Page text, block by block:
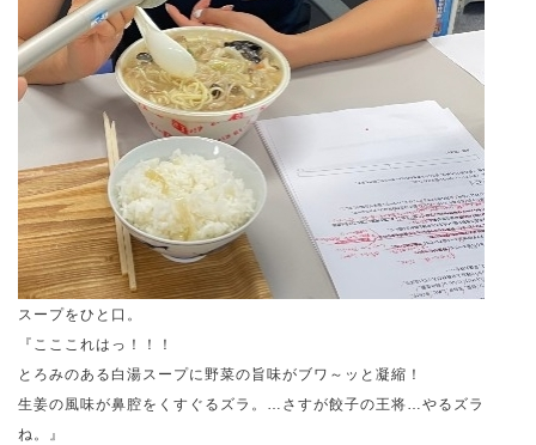
スープをひと口。
『こここれはっ！！！
とろみのある白湯スープに野菜の旨味がブワ～ッと凝縮！
生姜の風味が鼻腔をくすぐるズラ。…さすが餃子の王将…やるズラ
ね。』